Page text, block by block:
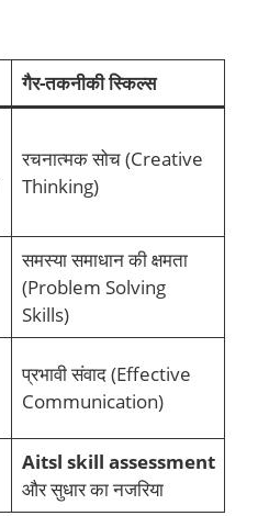
गैर-तकनीकी स्किल्स
रचनात्मक सोच (Creative
Thinking)
समस्या समाधान की क्षमता
(Problem Solving
Skills)
प्रभावी संवाद (Effective
Communication)
Aitsl skill assessment
और सुधार का नजरिया